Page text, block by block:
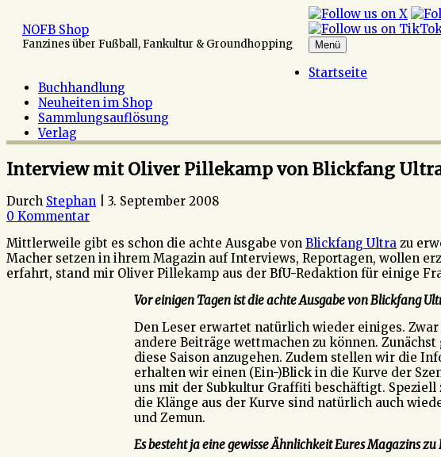
Inhalt
springen
NOFB Shop
Fanzines über Fußball, Fankultur & Groundhopping Menü
Startseite
Buchhandlung
Neuheiten im Shop
Sammlungsauflösung
Verlag
Interview mit Oliver Pillekamp von Blickfang
Durch Stephan
3. September 2008
0 Kommentar
Mittlerweile gibt es schon die achte Ausgabe von Blickfang Ultra zu
Macher setzen in ihrem Magazin auf Interviews, Reportagen, wollen
erfahrt, stand mir Oliver Pillekamp aus der BfU-Redaktion für einige
Vor einigen Tagen ist die achte Ausgabe von Blickfang
Den Leser erwartet natürlich wieder einiges.
andere Beiträge wettmachen zu können.
diese Saison anzugehen. Zudem stellen wir die
erhalten wir einen (Ein-)Blick in die Kurve der
uns mit der Subkultur Graffiti beschäftigt.
die Klänge aus der Kurve sind natürlich auch
und Zemun.
Es besteht ja eine gewisse Ähnlichkeit Eures Magazins